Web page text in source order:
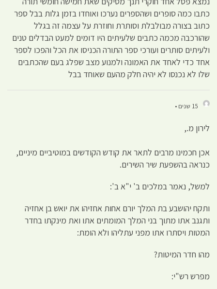
כתבו כמה סופרים ושהספרים נערכו ואוחדו בזמן גלות בבל ספר
כתוב בצורה מבולבלת וסותרת וחוזרת על עצמה זה בגלל
שהורכבה מכמה כתבים שלעיתים היו דומים למעט הבדלים טנים
ולעיתים סותרים ועורכי ספר התורה הכניסו את הכל והפכו לספר
אחד כדי לאחד את האמונה ולמנוע מצב שפלג בעם שהכתבים
שלו לא נכנסו לא יהיה חלק מהעם שאוחד בבל
15 שנים •
לירון מ.,
אכן חכמינו מרבים לתאר את קודש הקודשים במוטיביים מיניים,
כנראה בהשפעת שיר השירים.
למשל, נאמר במלכים ב' י"א ב':
ותקח יהושבע בת המלך יורם אחות אחזיהו את יואש בן אחזיה
ותגנב אתו מתוך בני המלך המומתים אתו ואת מינקתו בחדר
המטות ויסתרו אתו מפני עתליהו ולא הומת:
מהו חדר המיטות?
מפרש רש"י: